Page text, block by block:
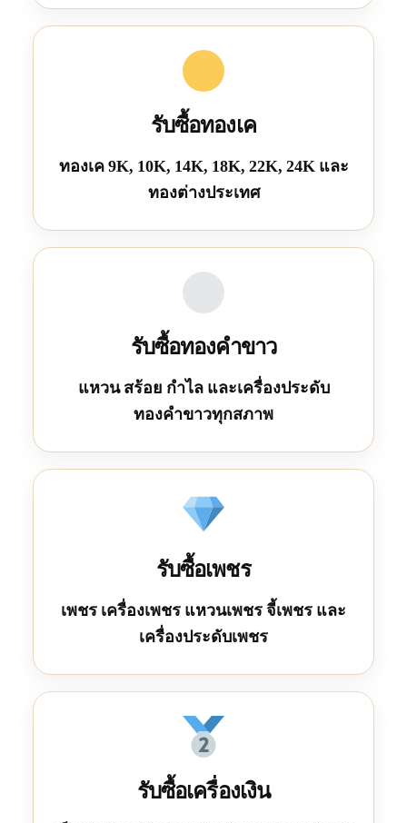
รับซื้อทองเค
ทองเค 9K, 10K, 14K, 18K, 22K, 24K และ
ทองต่างประเทศ
รับซื้อทองคำขาว
แหวน สร้อย กำไล และเครื่องประดับ
ทองคำขาวทุกสภาพ
รับซื้อเพชร
เพชร เครื่องเพชร แหวนเพชร จี้เพชร และ
เครื่องประดับเพชร
รับซื้อเครื่องเงิน